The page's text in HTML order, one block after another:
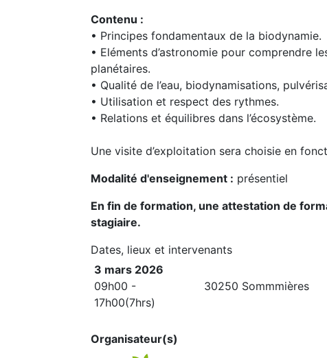
Contenu :
• Principes fondamentaux de la biodynamie.
• Eléments d’astronomie pour comprendre
planétaires.
• Qualité de l’eau, biodynamisations,
• Utilisation et respect des rythmes.
• Relations et équilibres dans l’écosystème.
Une visite d’exploitation sera choisie en
Modalité d'enseignement : présentiel
En fin de formation, une attestation de
stagiaire.
Dates, lieux et intervenants
3 mars 2026
09h00 -
17h00(7hrs)
30250 Sommmières
Organisateur(s)